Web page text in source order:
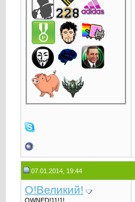
07.01.2014, 19:44
О!Великий!
OWNED!11!1!